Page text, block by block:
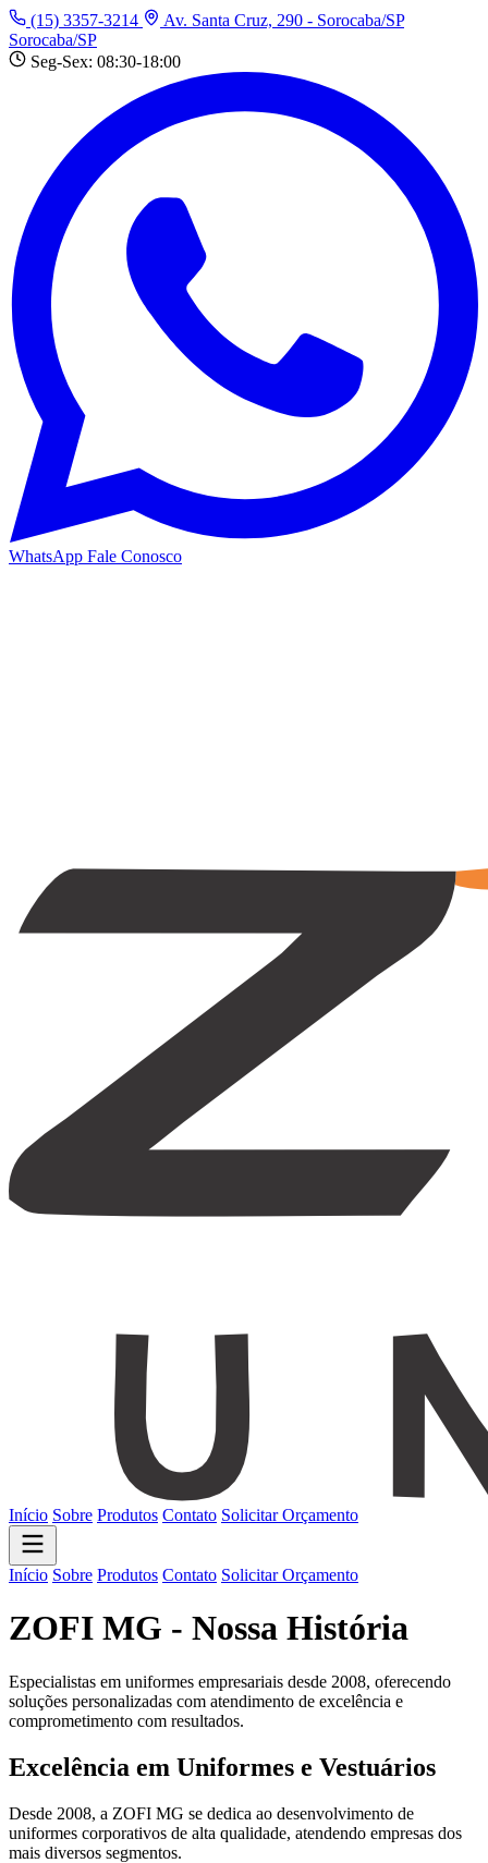
(15) 3357-3214
Av. Santa Cruz, 290 - Sorocaba/SP
Sorocaba/SP
Seg-Sex: 08:30-18:00
WhatsApp Fale Conosco
Início Sobre Produtos Contato Solicitar Orçamento
Início Sobre Produtos Contato Solicitar Orçamento
ZOFI MG - Nossa História
Especialistas em uniformes empresariais desde 2008, oferecendo
soluções personalizadas com atendimento de excelência e
comprometimento com resultados.
Excelência em Uniformes e Vestuários
Desde 2008, a ZOFI MG se dedica ao desenvolvimento de
uniformes corporativos de alta qualidade, atendendo empresas dos
mais diversos segmentos.